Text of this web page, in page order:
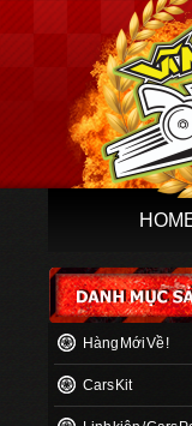
Hàng Mới Về !
Cars Kit